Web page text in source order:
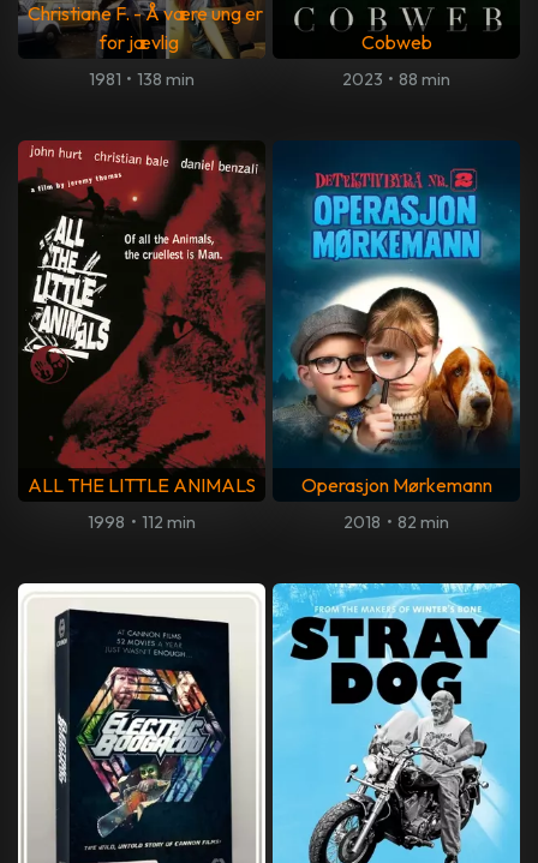
Christiane F. - Å være ung er
for jævlig
1981 • 138 min
Cobweb
2023 • 88 min
ALL THE LITTLE ANIMALS
1998 • 112 min
Operasjon Mørkemann
2018 • 82 min